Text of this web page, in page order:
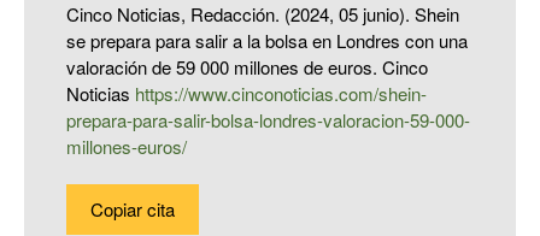
Cinco Noticias, Redacción. (2024, 05 junio). Shein
se prepara para salir a la bolsa en Londres con una
valoración de 59 000 millones de euros. Cinco
Noticias https://www.cinconoticias.com/shein-
prepara-para-salir-bolsa-londres-valoracion-59-000-
millones-euros/
Copiar cita